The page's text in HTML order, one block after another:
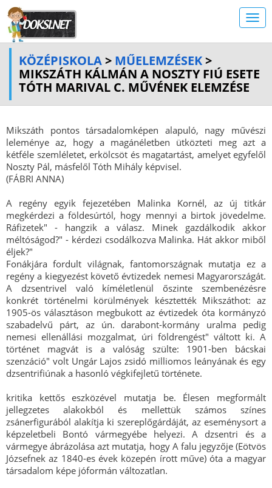
KÖZÉPISKOLA> MŰELEMZÉSEK>
MIKSZÁTH KÁLMÁN A NOSZTY FIÚ ESETE
TÓTH MARIVAL C. MŰVÉNEK ELEMZÉSE
Mikszáth pontos társadalomképen alapuló, nagy művészi
leleménye az, hogy a magánéletben ütközteti meg azt a
kétféle szemléletet, erkölcsöt és magatartást, amelyet egyfelől
Noszty Pál, másfelől Tóth Mihály képvisel.
(FÁBRI ANNA)
A regény egyik fejezetében Malinka Kornél, az új titkár
megkérdezi a földesúrtól, hogy mennyi a birtok jövedelme.
Ráfizetek" - hangzik a válasz. Minek gazdálkodik akkor
méltóságod?" - kérdezi csodálkozva Malinka. Hát akkor miből
éljek?"
Fonákjára fordult világnak, fantomországnak mutatja ez a
regény a kiegyezést követő évtizedek nemesi Magyarországát.
A dzsentrivel való kíméletlenül őszinte szembenézésre
konkrét történelmi körülmények késztették Mikszáthot: az
1905-ös választáson megbukott az évtizedek óta kormányzó
szabadelvű párt, az ún. darabont-kormány uralma pedig
nemesi ellenállási mozgalmat, úri földrengést" váltott ki. A
történet magvát is a valóság szülte: 1901-ben bácskai
szenzáció" volt Ungár Lajos zsidó milliomos leányának és egy
dzsentrifiúnak a hasonló végkifejletű története.
kritika kettős eszközével mutatja be. Élesen megformált
jellegzetes alakokból és mellettük számos színes
zsánerfigurából alakítja ki szereplőgárdáját, az eseménysort a
képzeletbeli Bontó vármegyébe helyezi. A dzsentri és a
vármegye ábrázolása azt mutatja, hogy A falu jegyzője (Eötvös
Józsefnek az 1840-es évek közepén írott műve) óta a magyar
társadalom képe jóformán változatlan.